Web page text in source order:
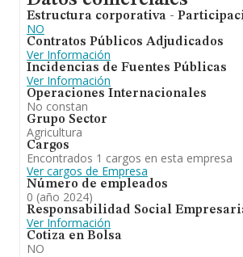
Estructura corporativa -
NO
Contratos Públicos Adjudicados
Ver Información
Incidencias de Fuentes Públicas
Ver Información
Operaciones Internacionales
No constan
Grupo Sector
Agricultura
Cargos
Encontrados 1 cargos en esta empresa
Ver cargos de Empresa
Número de empleados
0 (año 2024)
Responsabilidad Social
Ver Información
Cotiza en Bolsa
NO